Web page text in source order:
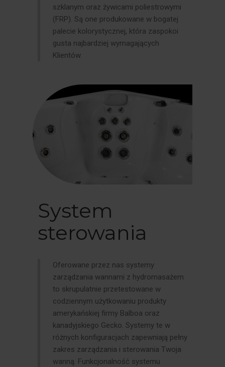
szklanym oraz żywicami poliestrowymi
(FRP). Są one produkowane w bogatej
palecie kolorystycznej, która zaspokoi
gusta najbardziej wymagających
Klientów.
System
sterowania
Oferowane przez nas systemy
zarządzania wannami z hydromasażem
to skrupulatnie przetestowane w
codziennym użytkowaniu produkty
amerykańskiej firmy Balboa oraz
kanadyjskiego Gecko. Systemy te w
różnych konfiguracjach zapewniają pełny
zakres zarządzania i sterowania Twoja
wanną. Funkcjonalność systemu